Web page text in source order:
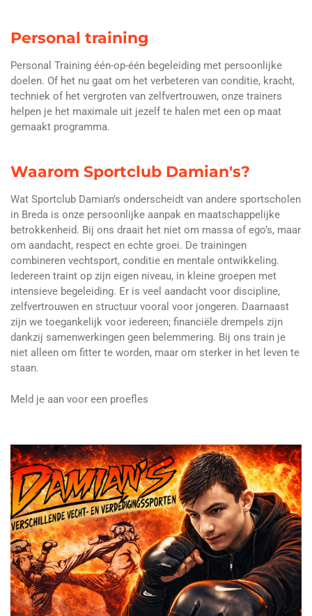
Personal training
Personal Training één-op-één begeleiding met persoonlijke
doelen. Of het nu gaat om het verbeteren van conditie, kracht,
techniek of het vergroten van zelfvertrouwen, onze trainers
helpen je het maximale uit jezelf te halen met een op maat
gemaakt programma.
Waarom Sportclub Damian's?
Wat Sportclub Damian’s onderscheidt van andere sportscholen
in Breda is onze persoonlijke aanpak en maatschappelijke
betrokkenheid. Bij ons draait het niet om massa of ego’s, maar
om aandacht, respect en echte groei. De trainingen
combineren vechtsport, conditie en mentale ontwikkeling.
Iedereen traint op zijn eigen niveau, in kleine groepen met
intensieve begeleiding. Er is veel aandacht voor discipline,
zelfvertrouwen en structuur vooral voor jongeren. Daarnaast
zijn we toegankelijk voor iedereen; financiële drempels zijn
dankzij samenwerkingen geen belemmering. Bij ons train je
niet alleen om fitter te worden, maar om sterker in het leven te
staan.
Meld je aan voor een proefles